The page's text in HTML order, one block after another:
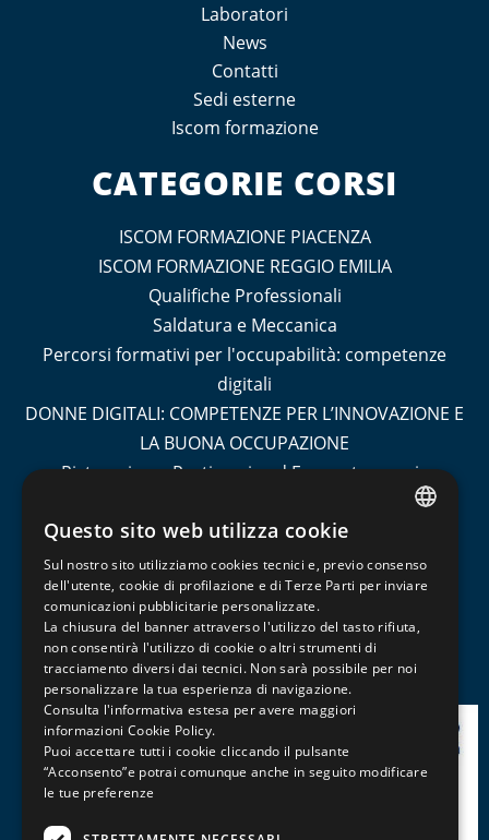
Laboratori
News
Contatti
Sedi esterne
Iscom formazione
CATEGORIE CORSI
ISCOM FORMAZIONE PIACENZA
ISCOM FORMAZIONE REGGIO EMILIA
Qualifiche Professionali
Saldatura e Meccanica
Percorsi formativi per l'occupabilità: competenze
digitali
DONNE DIGITALI: COMPETENZE PER L’INNOVAZIONE E
LA BUONA OCCUPAZIONE
Ristorazione, Pasticceria ed Enogastronomia
Turismo
Contabilità e Amministrazione del Personale
Informatica, Grafica e Cad
Management, Marketing, Comunicazione e Social
Media
Patentini, Abilitazioni e Professioni
ENGLISH
Questo sito web utilizza cookie
Sul nostro sito utilizziamo cookies tecnici e, previo consenso
dell'utente, cookie di profilazione e di Terze Parti per inviare
comunicazioni pubblicitarie personalizzate.
La chiusura del banner attraverso l'utilizzo del tasto rifiuta,
non consentirà l'utilizzo di cookie o altri strumenti di
tracciamento diversi dai tecnici. Non sarà possibile per noi
personalizzare la tua esperienza di navigazione.
Consulta l'informativa estesa per avere maggiori
informazioni Cookie Policy.
Puoi accettare tutti i cookie cliccando il pulsante
“Acconsento”e potrai comunque anche in seguito modificare
le tue preferenze